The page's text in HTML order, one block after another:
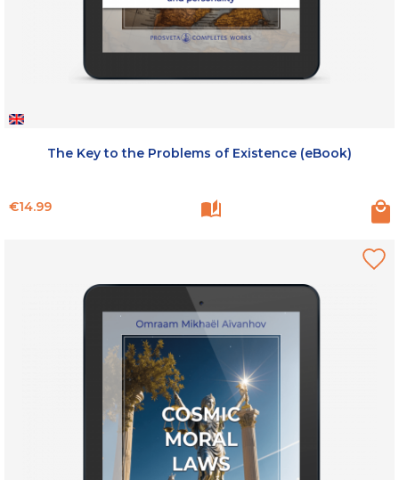
The Key to the Problems of Existence (eBook)
Price
€14.99